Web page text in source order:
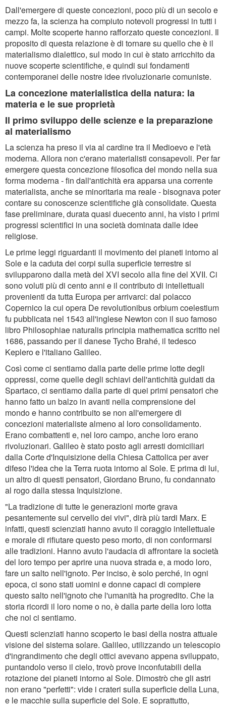
Dall'emergere di queste concezioni, poco più di un secolo e
mezzo fa, la scienza ha compiuto notevoli progressi in tutti i
campi. Molte scoperte hanno rafforzato queste concezioni. Il
proposito di questa relazione è di tornare su quello che è il
materialismo dialettico, sul modo in cui è stato arricchito da
nuove scoperte scientifiche, e quindi sui fondamenti
contemporanei delle nostre idee rivoluzionarie comuniste.
La concezione materialistica della natura: la
materia e le sue proprietà
Il primo sviluppo delle scienze e la preparazione
al materialismo
La scienza ha preso il via al cardine tra il Medioevo e l'età
moderna. Allora non c'erano materialisti consapevoli. Per far
emergere questa concezione filosofica del mondo nella sua
forma moderna - fin dall'antichità era apparsa una corrente
materialista, anche se minoritaria ma reale - bisognava poter
contare su conoscenze scientifiche già consolidate. Questa
fase preliminare, durata quasi duecento anni, ha visto i primi
progressi scientifici in una società dominata dalle idee
religiose.
Le prime leggi riguardanti il movimento dei pianeti intorno al
Sole e la caduta dei corpi sulla superficie terrestre si
svilupparono dalla metà del XVI secolo alla fine del XVII. Ci
sono voluti più di cento anni e il contributo di intellettuali
provenienti da tutta Europa per arrivarci: dal polacco
Copernico la cui opera De revolutionibus orbium coelestium
fu pubblicata nel 1543 all'inglese Newton con il suo famoso
libro Philosophiae naturalis principia mathematica scritto nel
1686, passando per il danese Tycho Brahé, il tedesco
Keplero e l'italiano Galileo.
Così come ci sentiamo dalla parte delle prime lotte degli
oppressi, come quelle degli schiavi dell'antichità guidati da
Spartaco, ci sentiamo dalla parte di quei primi pensatori che
hanno fatto un balzo in avanti nella comprensione del
mondo e hanno contribuito se non all'emergere di
concezioni materialiste almeno al loro consolidamento.
Erano combattenti e, nel loro campo, anche loro erano
rivoluzionari. Galileo è stato posto agli arresti domiciliari
dalla Corte d'Inquisizione della Chiesa Cattolica per aver
difeso l'idea che la Terra ruota intorno al Sole. E prima di lui,
un altro di questi pensatori, Giordano Bruno, fu condannato
al rogo dalla stessa Inquisizione.
"La tradizione di tutte le generazioni morte grava
pesantemente sul cervello dei vivi", dirà più tardi Marx. E
infatti, questi scienziati hanno avuto il coraggio intellettuale
e morale di rifiutare questo peso morto, di non conformarsi
alle tradizioni. Hanno avuto l'audacia di affrontare la società
del loro tempo per aprire una nuova strada e, a modo loro,
fare un salto nell'ignoto. Per inciso, è solo perché, in ogni
epoca, ci sono stati uomini e donne capaci di compiere
questo salto nell'ignoto che l'umanità ha progredito. Che la
storia ricordi il loro nome o no, è dalla parte della loro lotta
che noi ci sentiamo.
Questi scienziati hanno scoperto le basi della nostra attuale
visione del sistema solare. Galileo, utilizzando un telescopio
d'ingrandimento che degli ottici avevano appena sviluppato,
puntandolo verso il cielo, trovò prove inconfutabili della
rotazione dei pianeti intorno al Sole. Dimostrò che gli astri
non erano "perfetti": vide i crateri sulla superficie della Luna,
e le macchie sulla superficie del Sole. E soprattutto,